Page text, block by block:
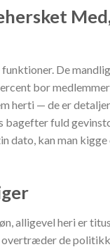
De
bor
herti — de er
fuld
dato, kan man
alligevel heri er
de